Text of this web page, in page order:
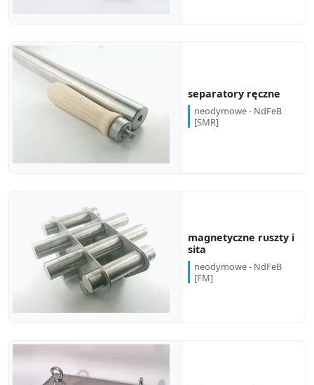
separatory ręczne
neodymowe - NdFeB
[SMR]
magnetyczne ruszty i
sita
neodymowe - NdFeB
[FM]